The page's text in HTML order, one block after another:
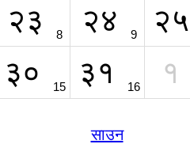
२३ 8 २४ 9 २५
३० 15 ३१ 16 १
साउन